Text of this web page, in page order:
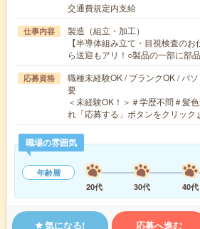
交通費規定内支給
仕事内容
製造（組立・加工）
【半導体組み立て・目視検査の
ら送迎もアリ！○製品の一部に部
応募資格
職種未経験OK / ブランクOK / パ
要
＜未経験OK！＞＃学歴不問＃髪
れ「応募する」ボタンをクリッ
職場の雰囲気
年齢層
20代
30代 40代
気になる! 応募へ進む